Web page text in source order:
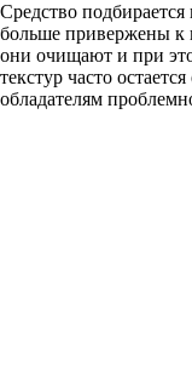
Средство
больше привержены к
они очищают и при
текстур часто
обладателям